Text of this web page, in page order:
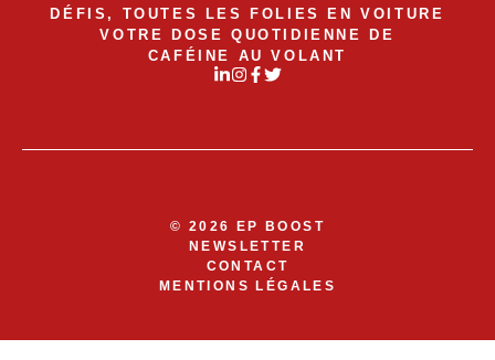
DÉFIS, TOUTES LES FOLIES EN VOITURE
VOTRE DOSE QUOTIDIENNE DE
CAFÉINE AU VOLANT
© 2026 EP BOOST
NEWSLETTER
CONTACT
MENTIONS LÉGALES